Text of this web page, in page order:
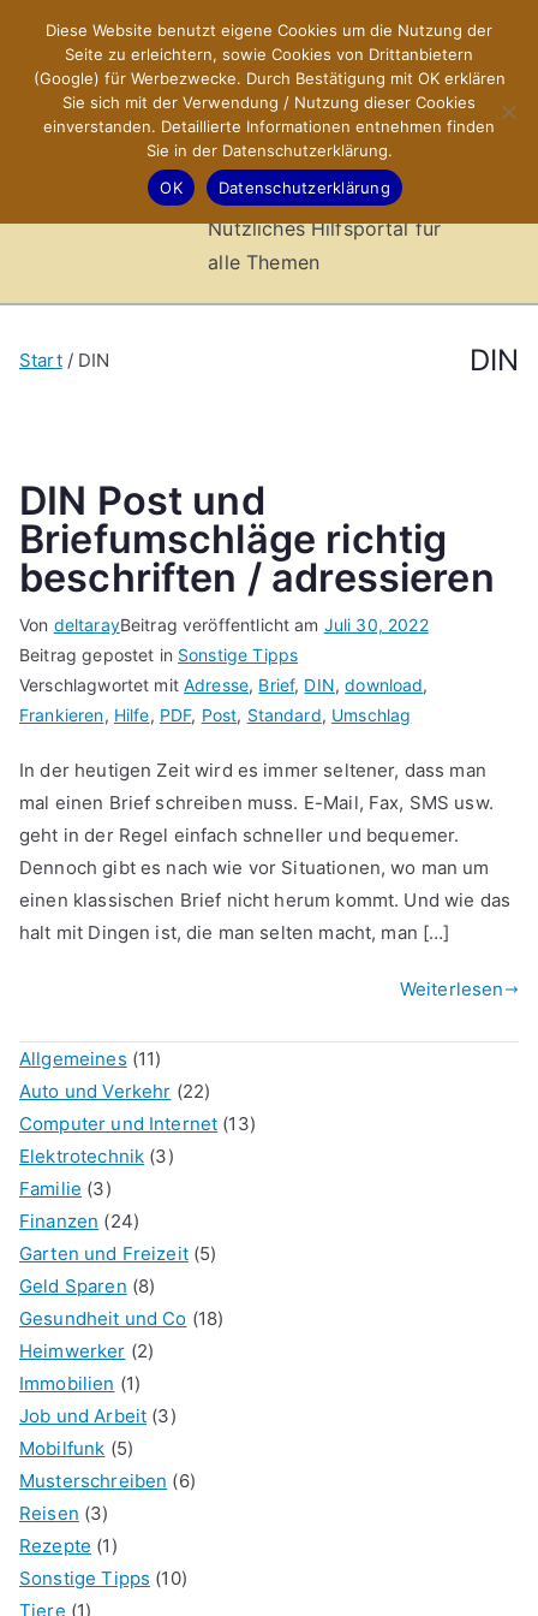
springen
X-Sites.de
–
Hilfsportal
Nützliches Hilfsportal für
alle Themen
DIN
Start DIN
DIN Post und
Briefumschläge richtig
beschriften / adressieren
Von deltarayBeitrag veröffentlicht am Juli 30, 2022
Beitrag gepostet in Sonstige Tipps
Verschlagwortet mitAdresse, Brief, DIN,download,
Frankieren, Hilfe, PDF, Post, Standard, Umschlag
In der heutigen Zeit wird es immer seltener, dass man
mal einen Brief schreiben muss. E-Mail, Fax, SMS usw.
geht in der Regel einfach schneller und bequemer.
Dennoch gibt es nach wie vor Situationen, wo man um
einen klassischen Brief nicht herum kommt. Und wie das
halt mit Dingen ist, die man selten macht, man […]
Weiterlesen
Allgemeines (11)
Auto und Verkehr (22)
Computer und Internet (13)
Elektrotechnik (3)
Familie (3)
Finanzen (24)
Garten und Freizeit(5)
Geld Sparen (8)
Gesundheit und Co (18)
Heimwerker (2)
Immobilien (1)
Job und Arbeit (3)
Mobilfunk (5)
Musterschreiben (6)
Reisen (3)
Rezepte (1)
Sonstige Tipps (10)
Tiere (1)
Diese Website benutzt eigene Cookies um die Nutzung der
Seite zu erleichtern, sowie Cookies von Drittanbietern
(Google) für Werbezwecke. Durch Bestätigung mit OK erklären
Sie sich mit der Verwendung / Nutzung dieser Cookies
einverstanden. Detaillierte Informationen entnehmen finden
Sie in der Datenschutzerklärung.
OK
Datenschutzerklärung